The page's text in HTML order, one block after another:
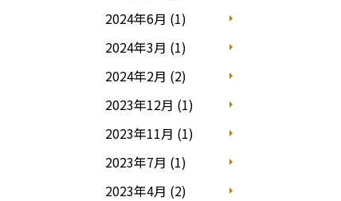
2024年6月 (1)
2024年3月 (1)
2024年2月 (2)
2023年12月 (1)
2023年11月 (1)
2023年7月 (1)
2023年4月 (2)